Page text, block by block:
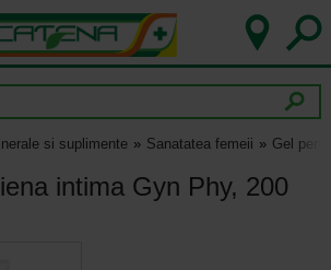
si suplimente Sanatatea femeii Gel
intima Gyn Phy, 200